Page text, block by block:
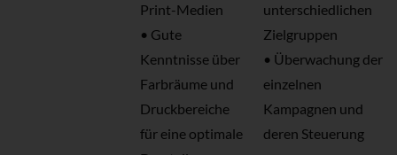
Print-Medien
• Gute
Kenntnisse über
Farbräume und
Druckbereiche
für eine optimale
unterschiedlichen
Zielgruppen
• Überwachung der
einzelnen
Kampagnen und
deren Steuerung